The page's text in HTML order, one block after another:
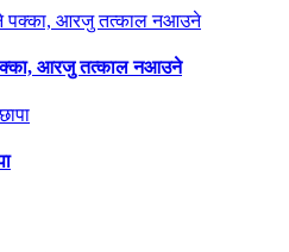
आरजु तत्काल नआउने